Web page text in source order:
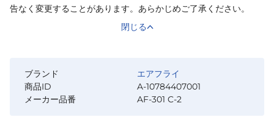
告なく変更することがあります。あらかじめご了承ください。
閉じる
ブランド
エアフライ
商品ID
A-10784407001
メーカー品番
AF-301 C-2